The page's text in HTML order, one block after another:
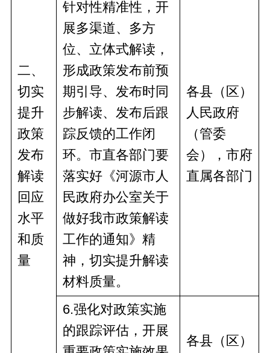
二、
切实
提升
政策
发布
解读
回应
水平
和质
量
针对性精准性，开
展多渠道、多方
位、立体式解读，
形成政策发布前预
期引导、发布时同
步解读、发布后跟
踪反馈的工作闭
环。市直各部门要
落实好《河源市人
民政府办公室关于
做好我市政策解读
工作的通知》 精
神 ，切实提升解读
材料质量。
各县（区）
人民政府
（管委
会），市府
直属各部门
6.强化对政策实施
的跟踪评估，开展
各县（区）